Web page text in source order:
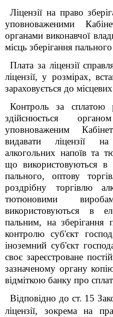
Ліцензії на право
уповноваженими
органами виконавчої
місць зберігання
Плата за ліцензії
ліцензії, у розмірах,
зараховується до
Контроль за сплатою
здійснюється
уповноваженим
видавати ліцензії
алкогольних напоїв та
що використовуються в
пального, оптову
роздрібну торгівлю
тютюновими
використовуються в
пальним, на зберігання
контролю суб'єкт
іноземний суб'єкт
своє зареєстроване
зазначеному органу
відміткою банку про
Відповідно до ст. 15
ліцензії, зокрема на